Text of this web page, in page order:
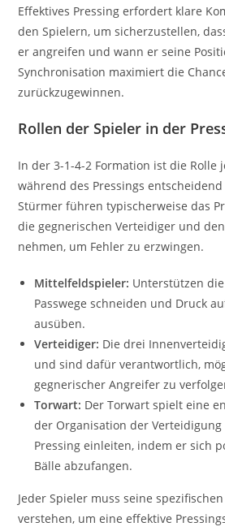
Effektives Pressing erfordert klare
den Spielern, um sicherzustellen,
er angreifen und wann er seine
Synchronisation maximiert die
zurückzugewinnen.
Rollen der Spieler in der
In der 3-1-4-2 Formation ist die Rolle
während des Pressings
Stürmer führen typischerweise das
die gegnerischen Verteidiger und
nehmen, um Fehler zu erzwingen.
Mittelfeldspieler: Unterstützen
Passwege schneiden und Druck
ausüben.
Verteidiger: Die drei
und sind dafür verantwortlich,
gegnerischer Angreifer zu
Torwart: Der Torwart spielt eine
der Organisation der
Pressing einleiten, indem er sich
Bälle abzufangen.
Jeder Spieler muss seine
verstehen, um eine effektive